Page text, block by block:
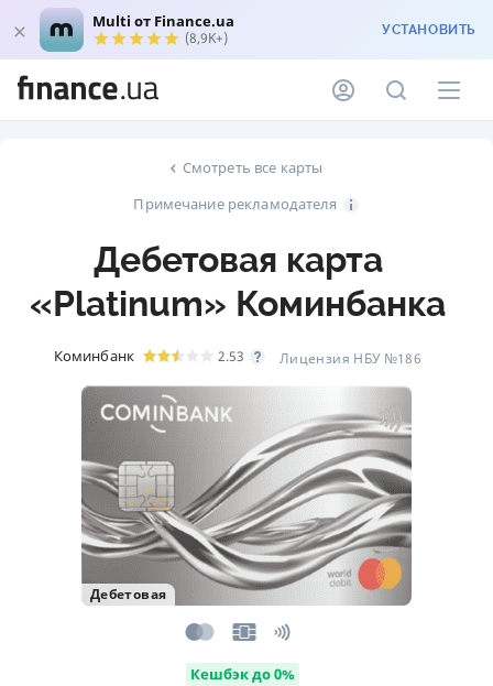
Multi от Finance.ua
(8,9K+) УСТАНОВИТЬ
Смотреть все карты
Примечание рекламодателя
Дебетовая карта
«Platinum» Коминбанка
Коминбанк 2.53 Лицензия НБУ №186
Дебетовая
Кешбэк до 0%